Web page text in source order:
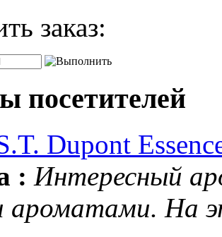
заказ:
посетителей
Dupont
: Интересный
ароматами. На